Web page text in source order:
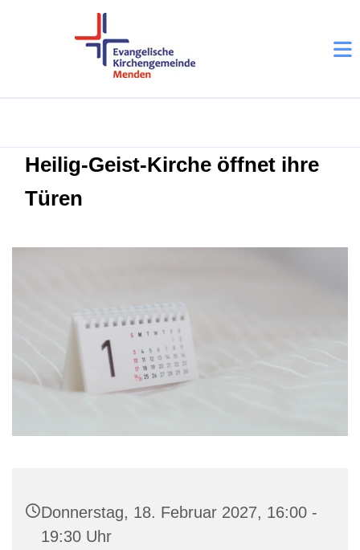
Heilig-Geist-Kirche öffnet ihre
Türen
Donnerstag, 18. Februar 2027, 16:00 -
19:30 Uhr